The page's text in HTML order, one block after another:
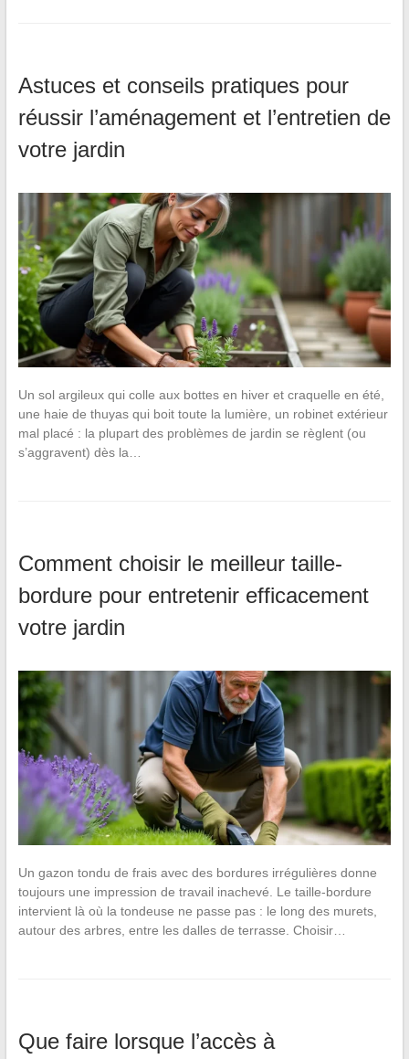
Astuces et conseils pratiques pour
réussir l’aménagement et l’entretien de
votre jardin
Un sol argileux qui colle aux bottes en hiver et craquelle en été,
une haie de thuyas qui boit toute la lumière, un robinet extérieur
mal placé : la plupart des problèmes de jardin se règlent (ou
s’aggravent) dès la…
Comment choisir le meilleur taille-
bordure pour entretenir efficacement
votre jardin
Un gazon tondu de frais avec des bordures irrégulières donne
toujours une impression de travail inachevé. Le taille-bordure
intervient là où la tondeuse ne passe pas : le long des murets,
autour des arbres, entre les dalles de terrasse. Choisir…
Que faire lorsque l’accès à